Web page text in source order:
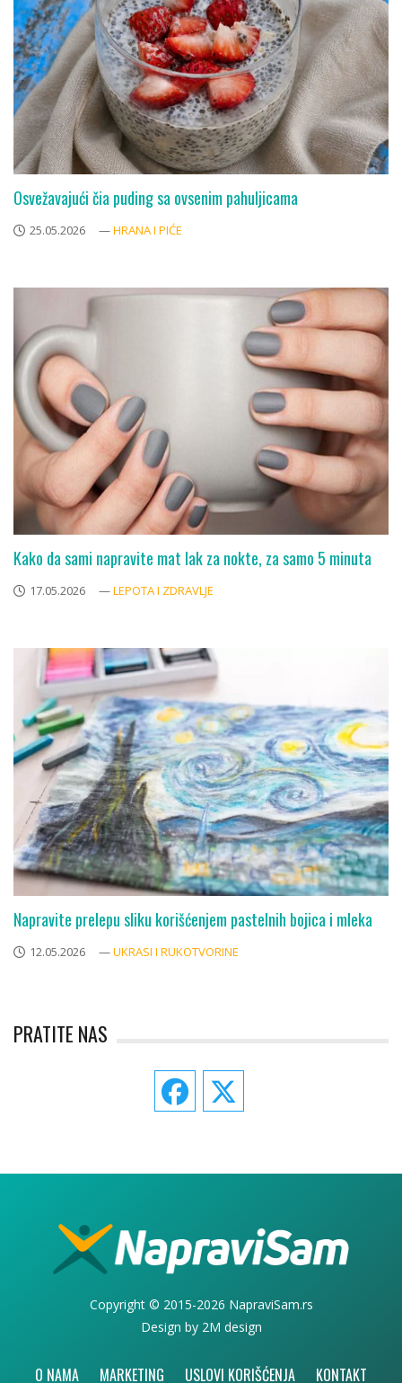
Osvežavajući čia puding sa ovsenim pahuljicama
25.05.2026 —HRANA I PIĆE
Kako da sami napravite mat lak za nokte, za samo 5 minuta
17.05.2026 —LEPOTA I ZDRAVLJE
Napravite prelepu sliku korišćenjem pastelnih bojica i mleka
12.05.2026 —UKRASI I RUKOTVORINE
PRATITE NAS
Copyright © 2015-2026 NapraviSam.rs
Design by 2M design
O NAMA MARKETING USLOVI KORIŠĆENJA KONTAKT